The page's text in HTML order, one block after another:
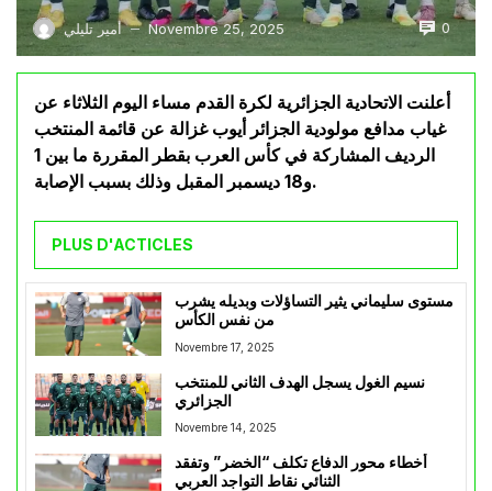
أمير تليلي — Novembre 25, 2025 0
أعلنت الاتحادية الجزائرية لكرة القدم مساء اليوم الثلاثاء عن
غياب مدافع مولودية الجزائر أيوب غزالة عن قائمة المنتخب
الرديف المشاركة في كأس العرب بقطر المقررة ما بين 1
و18 ديسمبر المقبل وذلك بسبب الإصابة.
PLUS D'ACTICLES
مستوى سليماني يثير التساؤلات وبديله يشرب
من نفس الكأس
Novembre 17, 2025
نسيم الغول يسجل الهدف الثاني للمنتخب
الجزائري
Novembre 14, 2025
أخطاء محور الدفاع تكلف “الخضر” وتفقد
الثنائي نقاط التواجد العربي